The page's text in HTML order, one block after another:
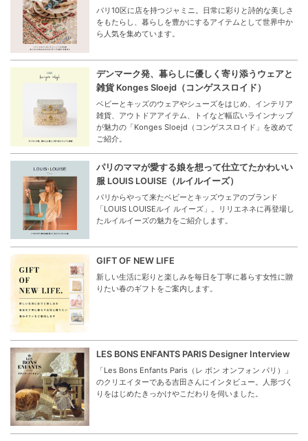
パリ10区に店を持つジャミニ。日常に彩りと詩的な美しさ
をもたらし、暮らしを豊かにするアイテムとして世界中か
ら人気を集めています。
デンマーク発、暮らしに優しく寄り添うウェアと
雑貨 Konges Sloejd（コンゲススロイド）
ベビーとキッズのウェアやシューズをはじめ、インテリア
雑貨、アウトドアアイテム、トイなど幅広いラインナップ
が魅力の「Konges Sloejd（コンゲススロイド」を改めて
ご紹介。
パリのママが愛する娘を想って仕立てたかわいい
服 LOUIS LOUISE（ルイルイーズ）
パリからやって来たベビーとキッズウェアのブランド
「LOUIS LOUISEルイ ルイーズ」。リリエネネに再登場し
たルイルイーズの魅力をご紹介します。
GIFT OF NEW LIFE
新しい生活に彩りと楽しみを毎日を丁寧に暮らす女性に贈
りたい春のギフトをご案内します。
LES BONS ENFANTS PARIS Designer Interview
「Les Bons Enfants Paris（レ ボン オンフォン パリ）」
のクリエイターである吉田さんにインタビュー。人形づく
りをはじめたきっかけやこだわりを伺いました。